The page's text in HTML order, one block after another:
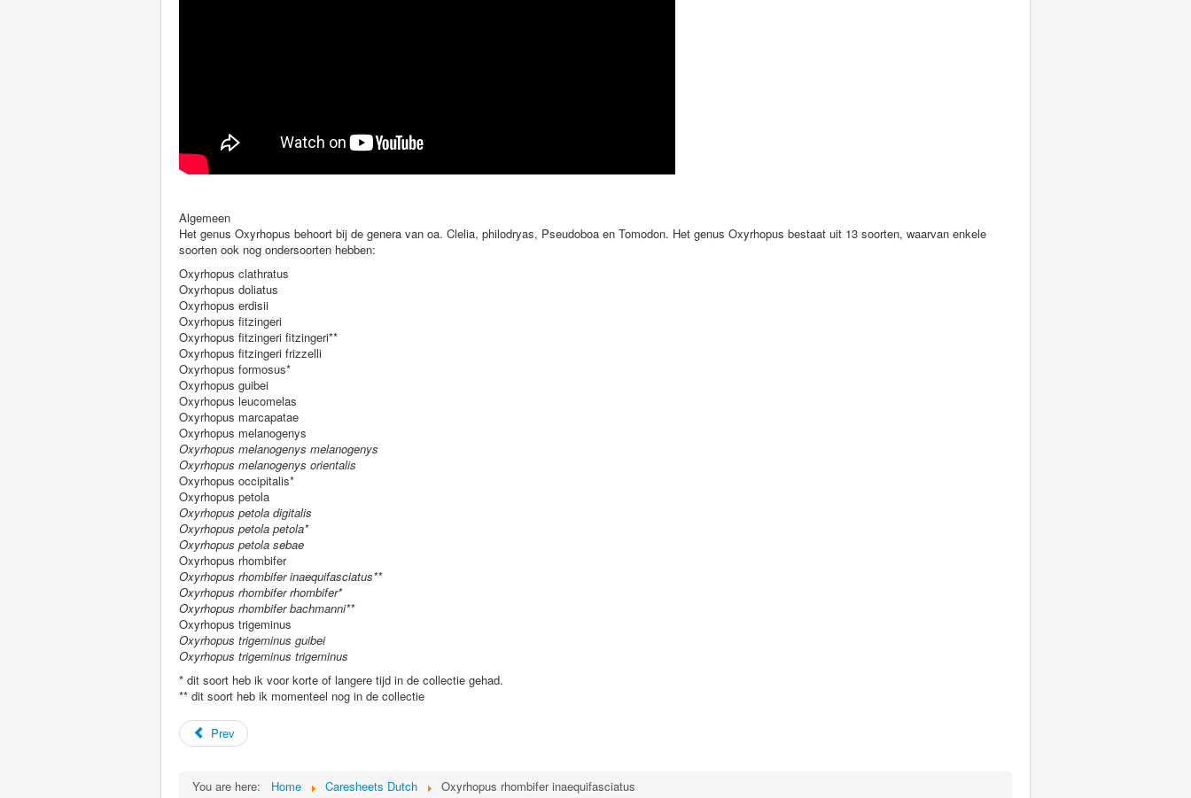
Algemeen
Het genus Oxyrhopus behoort bij de genera van oa. Clelia, philodryas, Pseudoboa en Tomodon. Het genus Oxyrhopus bestaat uit 13 soorten, waarvan enkele
soorten ook nog ondersoorten hebben:
Oxyrhopus clathratus
Oxyrhopus doliatus
Oxyrhopus erdisii
Oxyrhopus fitzingeri
Oxyrhopus fitzingeri fitzingeri**
Oxyrhopus fitzingeri frizzelli
Oxyrhopus formosus*
Oxyrhopus guibei
Oxyrhopus leucomelas
Oxyrhopus marcapatae
Oxyrhopus melanogenys
Oxyrhopus melanogenys melanogenys
Oxyrhopus melanogenys orientalis
Oxyrhopus occipitalis*
Oxyrhopus petola
Oxyrhopus petola digitalis
Oxyrhopus petola petola*
Oxyrhopus petola sebae
Oxyrhopus rhombifer
Oxyrhopus rhombifer inaequifasciatus**
Oxyrhopus rhombifer rhombifer*
Oxyrhopus rhombifer bachmanni**
Oxyrhopus trigeminus
Oxyrhopus trigeminus guibei
Oxyrhopus trigeminus trigeminus
* dit soort heb ik voor korte of langere tijd in de collectie gehad.
** dit soort heb ik momenteel nog in de collectie
Prev
You are here: Home Caresheets Dutch Oxyrhopus rhombifer inaequifasciatus